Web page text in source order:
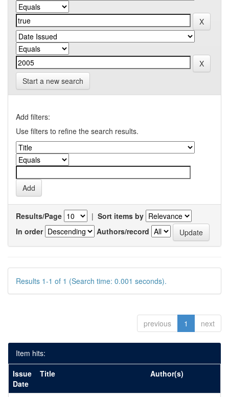
Start a new search
Add filters:
Use filters to refine the search results.
Results/Page | Sort items by
In order
Authors/record
Results 1-1 of 1 (Search time: 0.001 seconds).
previous 1 next
Item hits:
Issue
Date
Title Author(s)